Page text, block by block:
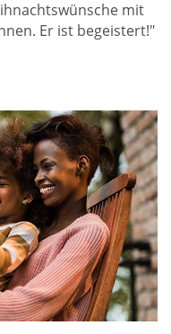
mit
Er ist begeistert!"